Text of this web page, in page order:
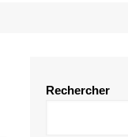
Rechercher